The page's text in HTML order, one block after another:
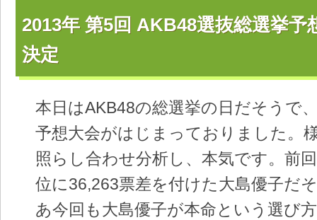
2013年 第5回 AKB48選抜総選挙予
決定
本日はAKB48の総選挙の日だそうで
予想大会がはじまっておりました。
照らし合わせ分析し、本気です。前
位に36,263票差を付けた大島優子だ
あ今回も大島優子が本命という選び